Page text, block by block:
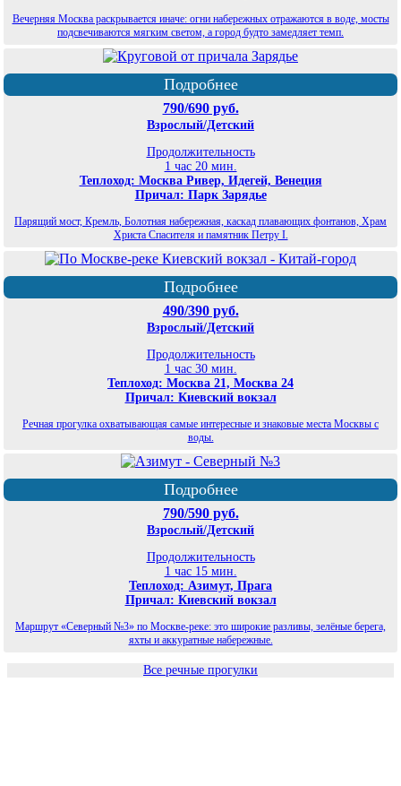
Вечерняя Москва раскрывается иначе: огни набережных отражаются в воде, мосты
подсвечиваются мягким светом, а город будто замедляет темп.
Подробнее
790/690 руб.
Взрослый/Детский
Продолжительность
1 час 20 мин.
Теплоход: Москва Ривер, Идегей, Венеция
Причал: Парк Зарядье
Парящий мост, Кремль, Болотная набережная, каскад плавающих фонтанов, Храм
Христа Спасителя и памятник Петру I.
Подробнее
490/390 руб.
Взрослый/Детский
Продолжительность
1 час 30 мин.
Теплоход: Москва 21, Москва 24
Причал: Киевский вокзал
Речная прогулка охватывающая самые интересные и знаковые места Москвы с
воды.
Подробнее
790/590 руб.
Взрослый/Детский
Продолжительность
1 час 15 мин.
Теплоход: Азимут, Прага
Причал: Киевский вокзал
Маршрут «Северный №3» по Москве-реке: это широкие разливы, зелёные берега,
яхты и аккуратные набережные.
Все речные прогулки